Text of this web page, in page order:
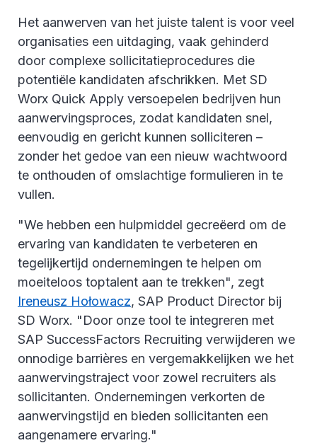
Het aanwerven van het juiste talent is voor veel
organisaties een uitdaging, vaak gehinderd
door complexe sollicitatieprocedures die
potentiële kandidaten afschrikken. Met SD
Worx Quick Apply versoepelen bedrijven hun
aanwervingsproces, zodat kandidaten snel,
eenvoudig en gericht kunnen solliciteren –
zonder het gedoe van een nieuw wachtwoord
te onthouden of omslachtige formulieren in te
vullen.
"We hebben een hulpmiddel gecreëerd om de
ervaring van kandidaten te verbeteren en
tegelijkertijd ondernemingen te helpen om
moeiteloos toptalent aan te trekken", zegt
Ireneusz Hołowacz, SAP Product Director bij
SD Worx. "Door onze tool te integreren met
SAP SuccessFactors Recruiting verwijderen we
onnodige barrières en vergemakkelijken we het
aanwervingstraject voor zowel recruiters als
sollicitanten. Ondernemingen verkorten de
aanwervingstijd en bieden sollicitanten een
aangenamere ervaring."